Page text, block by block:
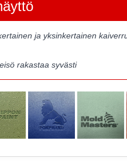
ja yksinkertainen
rakastaa syvästi